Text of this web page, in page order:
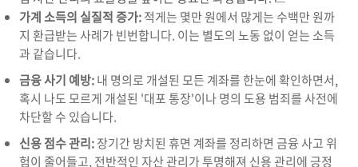
가계 소득의 실질적 증가:적게는 몇만 원에서 많게는 수백만 원까
지 환급받는 사례가 빈번합니다. 이는 별도의 노동 없이 얻는 소득
과 같습니다.
금융 사기 예방:내 명의로 개설된 모든 계좌를 한눈에 확인하면서,
혹시 나도 모르게 개설된 '대포 통장'이나 명의 도용 범죄를 사전에
차단할 수 있습니다.
신용 점수 관리:장기간 방치된 휴면 계좌를 정리하면 금융 사고 위
험이 줄어들고, 전반적인 자산 관리가 투명해져 신용 관리에 긍정